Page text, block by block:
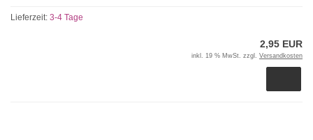
Lieferzeit: 3-4 Tage
2,95 EUR
inkl. 19 % MwSt. zzgl. Versandkosten